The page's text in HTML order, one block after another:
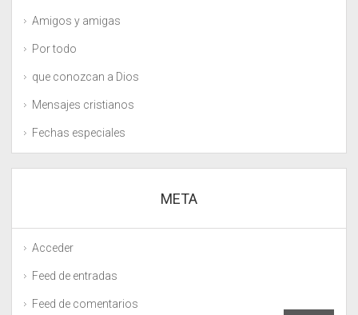
Amigos y amigas
Por todo
que conozcan a Dios
Mensajes cristianos
Fechas especiales
META
Acceder
Feed de entradas
Feed de comentarios